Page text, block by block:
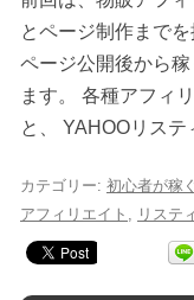
とページ制作まで
ページ公開後から
ます。 各種アフィ
と、 YAHOOリステ
カテゴリー: 初心者が稼
アフィリエイト
リステ